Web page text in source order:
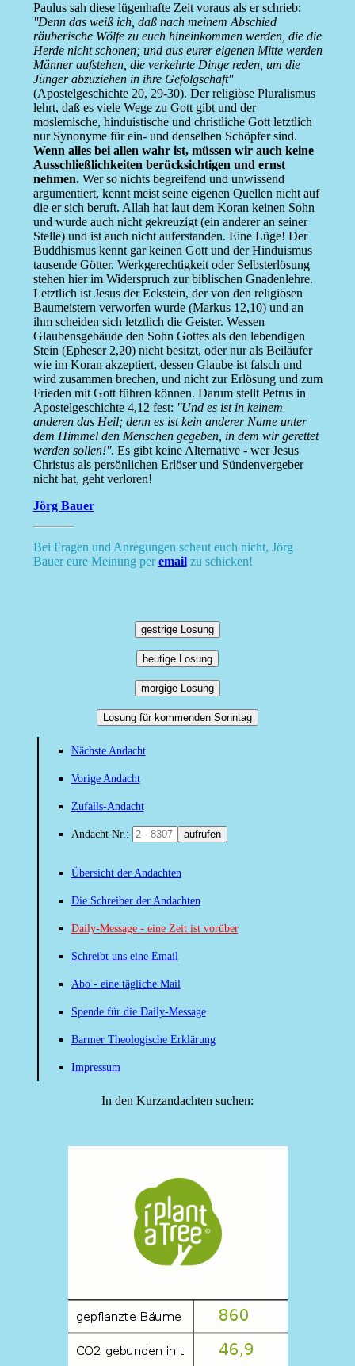
Paulus sah diese lügenhafte Zeit voraus als er schrieb:
''Denn das weiß ich, daß nach meinem Abschied
räuberische Wölfe zu euch hineinkommen werden, die die
Herde nicht schonen; und aus eurer eigenen Mitte werden
Männer aufstehen, die verkehrte Dinge reden, um die
Jünger abzuziehen in ihre Gefolgschaft''
(Apostelgeschichte 20, 29-30). Der religiöse Pluralismus
lehrt, daß es viele Wege zu Gott gibt und der
moslemische, hinduistische und christliche Gott letztlich
nur Synonyme für ein- und denselben Schöpfer sind.
Wenn alles bei allen wahr ist, müssen wir auch keine
Ausschließlichkeiten berücksichtigen und ernst
nehmen.Wer so nichts begreifend und unwissend
argumentiert, kennt meist seine eigenen Quellen nicht auf
die er sich beruft. Allah hat laut dem Koran keinen Sohn
und wurde auch nicht gekreuzigt (ein anderer an seiner
Stelle) und ist auch nicht auferstanden. Eine Lüge! Der
Buddhismus kennt gar keinen Gott und der Hinduismus
tausende Götter. Werkgerechtigkeit oder Selbsterlösung
stehen hier im Widerspruch zur biblischen Gnadenlehre.
Letztlich ist Jesus der Eckstein, der von den religiösen
Baumeistern verworfen wurde (Markus 12,10) und an
ihm scheiden sich letztlich die Geister. Wessen
Glaubensgebäude den Sohn Gottes als den lebendigen
Stein (Epheser 2,20) nicht besitzt, oder nur als Beiläufer
wie im Koran akzeptiert, dessen Glaube ist falsch und
wird zusammen brechen, und nicht zur Erlösung und zum
Frieden mit Gott führen können. Darum stellt Petrus in
Apostelgeschichte 4,12 fest: ''Und es ist in keinem
anderen das Heil; denn es ist kein anderer Name unter
dem Himmel den Menschen gegeben, in dem wir gerettet
werden sollen!''. Es gibt keine Alternative - wer Jesus
Christus als persönlichen Erlöser und Sündenvergeber
nicht hat, geht verloren!
Jörg Bauer
Bei Fragen und Anregungen scheut euch nicht, Jörg
Bauer eure Meinung peremailzu schicken!
gestrige Losung
heutige Losung
morgige Losung
Losung für kommenden Sonntag
Nächste Andacht
Vorige Andacht
Zufalls-Andacht
Andacht Nr.: aufrufen
Übersicht der Andachten
Die Schreiber der Andachten
Daily-Message - eine Zeit ist vorüber
Schreibt uns eine Email
Abo - eine tägliche Mail
Spende für die Daily-Message
Barmer Theologische Erklärung
Impressum
In den Kurzandachten suchen: